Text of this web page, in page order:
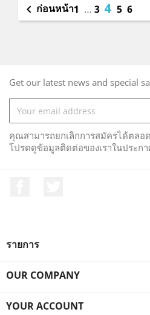
 ก่อนหน้า1 … 3 4 5 6
Get our latest news and special
คุณสามารถยกเลิกการสมัครได้ตลอ
โปรดดูข้อมูลติดต่อของเราในประก
รายการ
OUR COMPANY
YOUR ACCOUNT